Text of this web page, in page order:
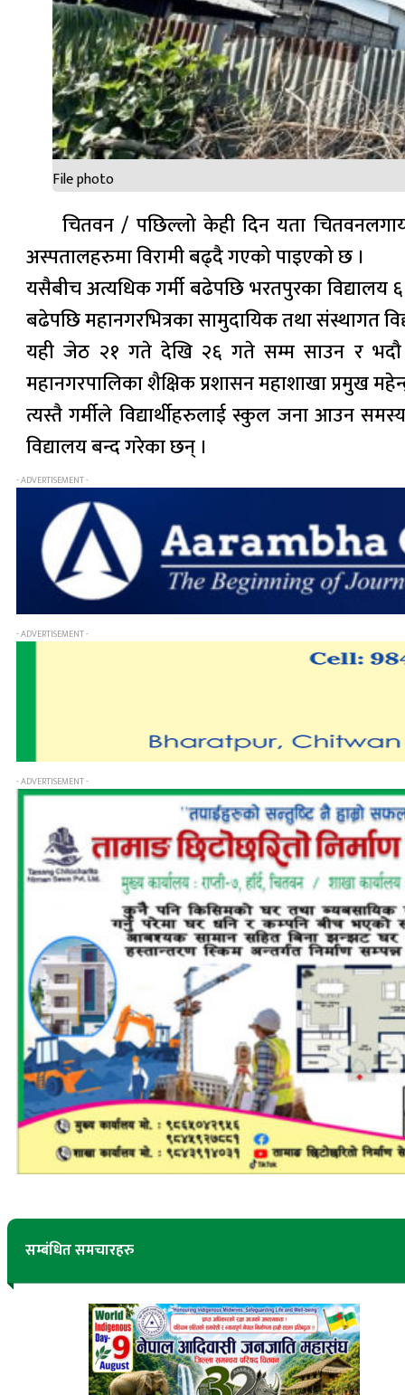
File photo
चितवन / पछिल्लो केही दिन यता
अस्पतालहरुमा विरामी बढ्दै गएको पाइएको छ ।
यसैबीच अत्यधिक गर्मी बढेपछि भरतपुरका विद्यालय
बढेपछि महानगरभित्रका सामुदायिक तथा संस्थागत
यही जेठ २१ गते देखि २६ गते सम्म साउन र भदौ
महानगरपालिका शैक्षिक प्रशासन महाशाखा प्रमुख
त्यस्तै गर्मीले विद्यार्थीहरुलाई स्कुल जना आउन
विद्यालय बन्द गरेका छन् ।
- ADVERTISEMENT -
- ADVERTISEMENT -
- ADVERTISEMENT -
सम्बंधित समचारहरु